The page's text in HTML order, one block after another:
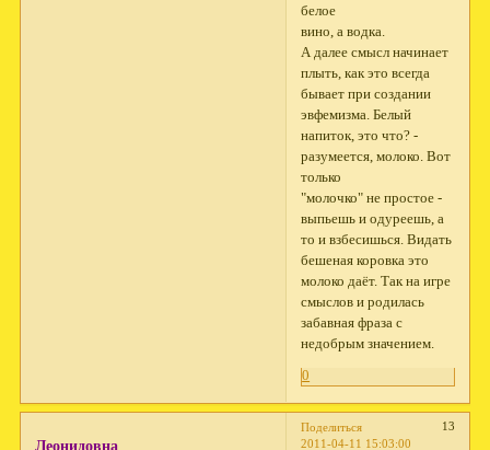
белое
вино, а водка.
А далее смысл начинает
плыть, как это всегда
бывает при создании
эвфемизма. Белый
напиток, это что? -
разумеется, молоко. Вот
только
"молочко" не простое -
выпьешь и одуреешь, а
то и взбесишься. Видать
бешеная коровка это
молоко даёт. Так на игре
смыслов и родилась
забавная фраза с
недобрым значением.
0
Поделиться
13
2011-04-11 15:03:00
Леонидовна